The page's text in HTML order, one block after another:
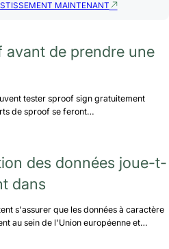
MAINTENANT
de prendre une
tester sproof sign gratuitement
de sproof se feront…
des données joue-t-
dans
s'assurer que les données à caractère
au sein de l'Union européenne et…